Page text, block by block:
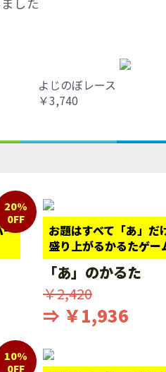
よじのぼレース
￥3,740
ー
20%
0FF
お題はすべて「あ」だ
盛り上がるかるたゲー
「あ」のかるた
￥2,420
⇒ ￥1,936
10%
0FF